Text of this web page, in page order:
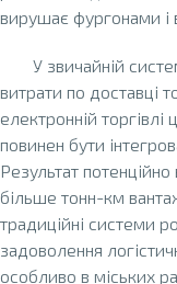
вирушає фургонами і
У звичайній
витрати по доставці
електронній
повинен бути
Результат
більше тонн-км
традиційні системи
задоволення
особливо в міських